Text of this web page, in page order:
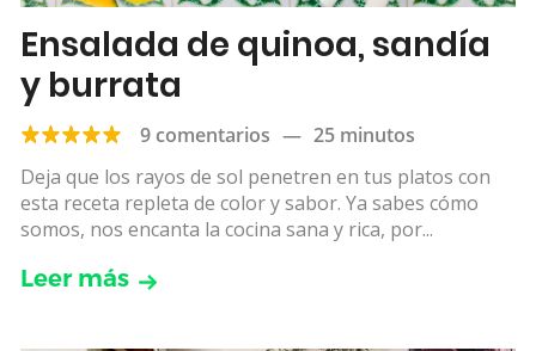
Ensalada de quinoa, sandía
y burrata
9 comentarios — 25 minutos
Deja que los rayos de sol penetren en tus platos con
esta receta repleta de color y sabor. Ya sabes cómo
somos, nos encanta la cocina sana y rica, por...
Leer más